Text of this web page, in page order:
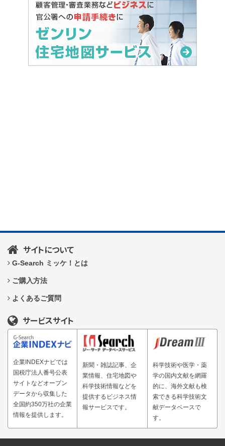
サイトについて
G-Search ミッケ！とは
ご購入方法
よくあるご質問
サービスサイト
企業INDEXナビでは
国税庁法人番号公表
サイトなどオープン
データから収集した
全国約350万社の企業
情報を提供します。
新聞・雑誌記事、企
業情報、住宅地図や
科学技術情報などを
提供するビジネス情
報サービスです。
科学技術や医学・薬
学の国内文献を網羅
的に、海外文献も検
索できる科学技術文
献データベースで
す。